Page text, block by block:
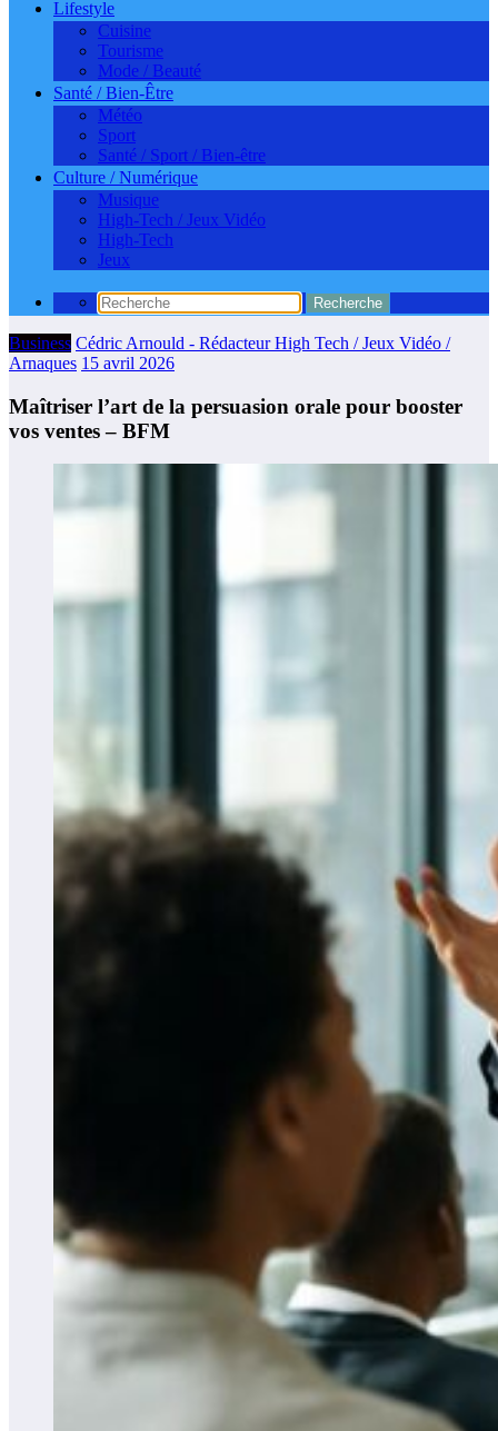
Lifestyle
Cuisine
Tourisme
Mode / Beauté
Santé / Bien-Être
Météo
Sport
Santé / Sport / Bien-être
Culture / Numérique
Musique
High-Tech / Jeux Vidéo
High-Tech
Jeux
Business Cédric Arnould - Rédacteur High Tech / Jeux Vidéo /
Arnaques 15 avril 2026
Maîtriser l’art de la persuasion orale pour booster
vos ventes – BFM